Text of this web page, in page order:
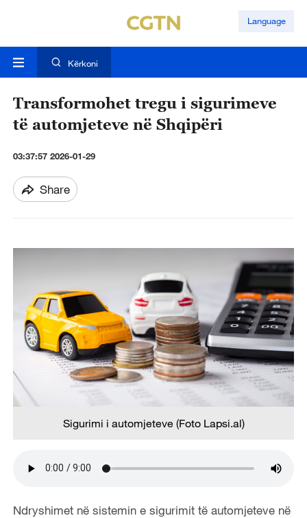
Language
Kërkoni
Transformohet tregu i sigurimeve
të automjeteve në Shqipëri
03:37:57 2026-01-29
Share
Sigurimi i automjeteve (Foto Lapsi.al)
Ndryshimet në sistemin e sigurimit të automjeteve në